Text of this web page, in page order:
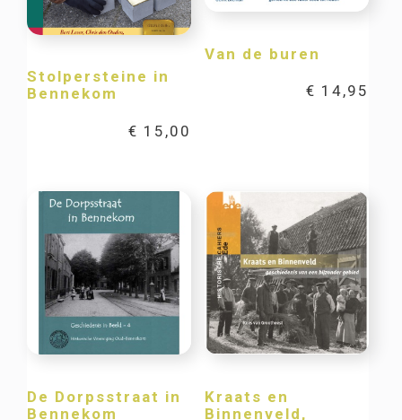
Stolpersteine in
Bennekom
€ 15,00
Van de buren
€ 14,95
De Dorpsstraat in
Bennekom
Kraats en
Binnenveld,